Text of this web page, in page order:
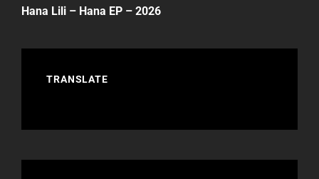
Post
Hana Lili – Hana EP – 2026
TRANSLATE